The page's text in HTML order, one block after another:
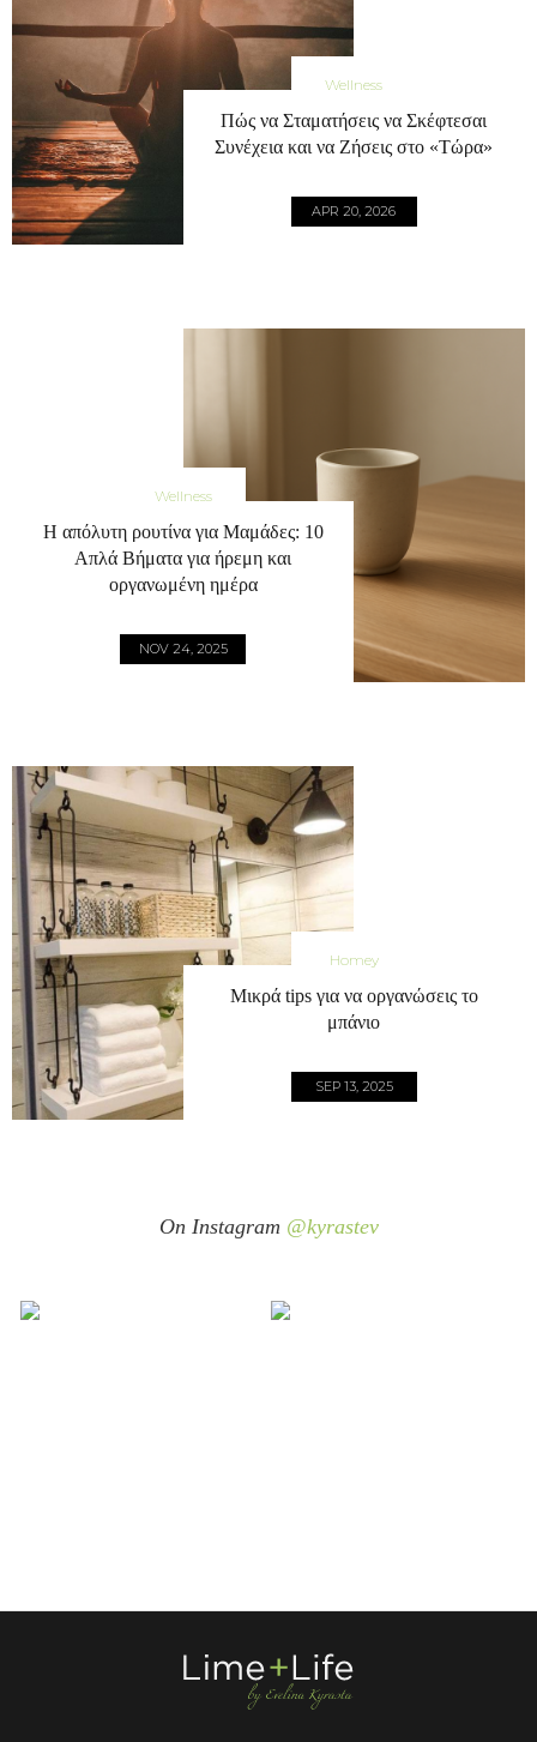
Wellness
Πώς να Σταματήσεις να Σκέφτεσαι
Συνέχεια και να Ζήσεις στο «Τώρα»
APR 20, 2026
Wellness
Η απόλυτη ρουτίνα για Μαμάδες: 10
Απλά Βήματα για ήρεμη και
οργανωμένη ημέρα
NOV 24, 2025
Homey
Μικρά tips για να οργανώσεις το
μπάνιο
SEP 13, 2025
On Instagram @kyrastev